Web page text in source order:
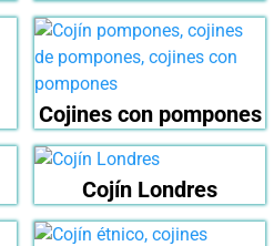
Cojines con pompones
Cojín Londres